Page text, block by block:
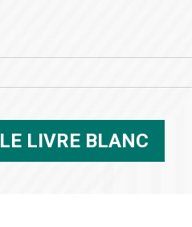
LE LIVRE BLANC